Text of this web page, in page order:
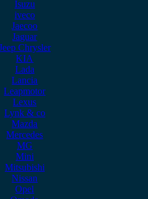
Isuzu
iveco
Jaecoo
Jaguar
Chrysler
KIA
Lada
Lancia
Leapmotor
Lexus
Lynk & co
Mazda
Mercedes
MG
Mini
Mitsubishi
Nissan
Opel